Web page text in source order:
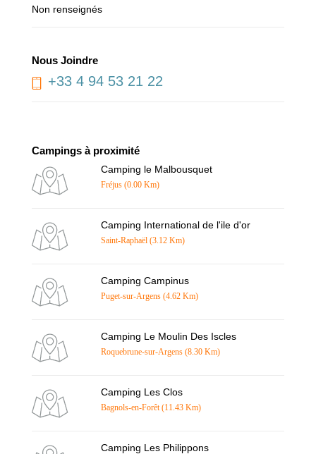
Non renseignés
Nous Joindre
+33 4 94 53 21 22
Campings à proximité
Camping le Malbousquet
Fréjus (0.00 Km)
Camping International de l'ile d'or
Saint-Raphaël (3.12 Km)
Camping Campinus
Puget-sur-Argens (4.62 Km)
Camping Le Moulin Des Iscles
Roquebrune-sur-Argens (8.30 Km)
Camping Les Clos
Bagnols-en-Forêt (11.43 Km)
Camping Les Philippons